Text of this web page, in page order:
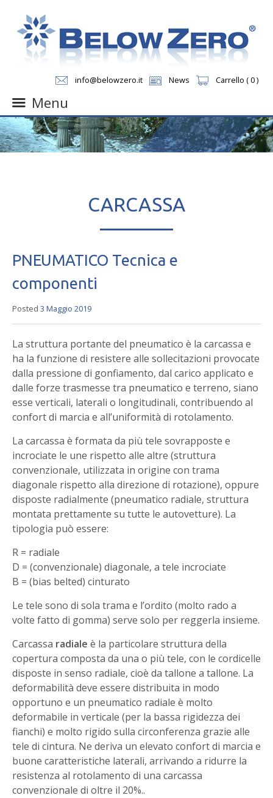
info@belowzero.it News Carrello ( 0 )
Menu
Skip
to
content
CARCASSA
PNEUMATICO Tecnica e
componenti
Posted 3 Maggio 2019
La struttura portante del pneumatico è la carcassa e
ha la funzione di resistere alle sollecitazioni provocate
dalla pressione di gonfiamento, dal carico applicato e
dalle forze trasmesse tra pneumatico e terreno, siano
esse verticali, laterali o longitudinali, contribuendo al
confort di marcia e all’uniformità di rotolamento.
La carcassa è formata da più tele sovrapposte e
incrociate le une rispetto alle altre (struttura
convenzionale, utilizzata in origine con trama
diagonale rispetto alla direzione di rotazione), oppure
disposte radialmente (pneumatico radiale, struttura
montata prettamente su tutte le autovetture). La
tipologia può essere:
R = radiale
D = (convenzionale) diagonale, a tele incrociate
B = (bias belted) cinturato
Le tele sono di sola trama e l’ordito (molto rado a
volte fatto di gomma) serve solo per reggerla insieme.
Carcassa radiale è la particolare struttura della
copertura composta da una o più tele, con le cordicelle
disposte in senso radiale, cioè da tallone a tallone. La
deformabilità deve essere distribuita in modo
opportuno e un pneumatico radiale è molto
deformabile in verticale (per la bassa rigidezza dei
fianchi) e molto rigido sulla circonferenza grazie alle
tele di cintura. Ne deriva un elevato confort di marcia e
buone caratteristiche laterali, arrivando a ridurre la
resistenza al rotolamento di una carcassa
convenzionale di oltre il 20%..